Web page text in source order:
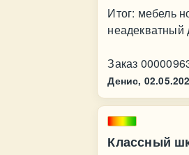
Итог: мебель
неадекватный
Заказ
Денис,
Классный